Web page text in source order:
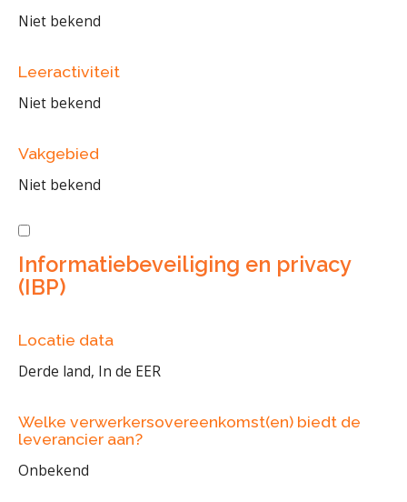
Niet bekend
Leeractiviteit
Niet bekend
Vakgebied
Niet bekend
Informatiebeveiliging en privacy
(IBP)
Locatie data
Derde land, In de EER
Welke verwerkersovereenkomst(en) biedt de
leverancier aan?
Onbekend